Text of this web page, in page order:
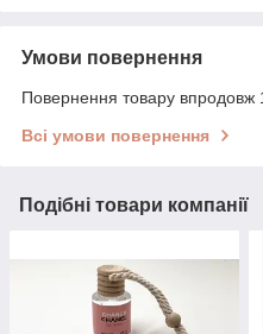
Умови повернення
Повернення товару впродовж
Всі умови повернення
Подібні товари компанії